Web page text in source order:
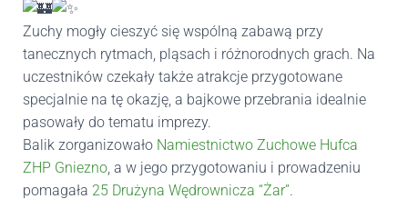
Zuchy mogły cieszyć się wspólną zabawą przy
tanecznych rytmach, pląsach i różnorodnych grach. Na
uczestników czekały także atrakcje przygotowane
specjalnie na tę okazję, a bajkowe przebrania idealnie
pasowały do tematu imprezy.
Balik zorganizowało Namiestnictwo Zuchowe Hufca
ZHP Gniezno, a w jego przygotowaniu i prowadzeniu
pomagała 25 Drużyna Wędrownicza “Żar”.